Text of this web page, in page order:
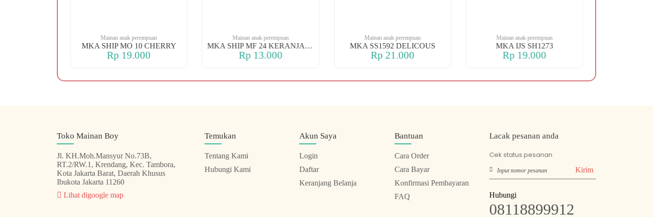
Mainan anak perempuan
MKA SHIP MO 10 CHERRY
Rp 19.000
Mainan anak perempuan
MKA SHIP MF 24 KERANJANG
Rp 13.000
Mainan anak perempuan
MKA SS1592 DELICOUS
Rp 21.000
Mainan anak perempuan
MKA IJS SH1273
Rp 19.000
Toko Mainan Boy
Jl. KH.Moh.Mansyur No.73B,
RT.2/RW.1, Krendang, Kec. Tambora,
Kota Jakarta Barat, Daerah Khusus
Ibukota Jakarta 11260
Lihat digoogle map
Temukan
Tentang Kami
Hubungi Kami
Akun Saya
Login
Daftar
Keranjang Belanja
Bantuan
Cara Order
Cara Bayar
Konfirmasi Pembayaran
FAQ
Lacak pesanan anda
Cek status pesanan
Kirim
Hubungi
08118899912